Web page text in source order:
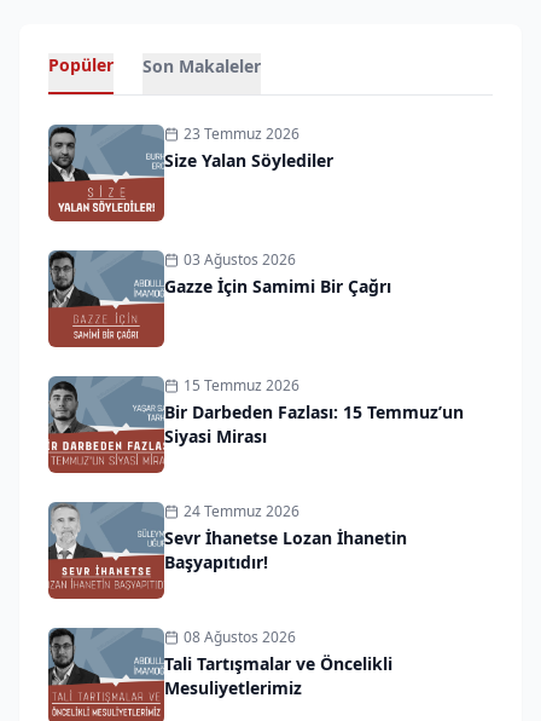
Popüler Son Makaleler
23 Temmuz 2026
Size Yalan Söylediler
03 Ağustos 2026
Gazze İçin Samimi Bir Çağrı
15 Temmuz 2026
Bir Darbeden Fazlası: 15 Temmuz’un
Siyasi Mirası
24 Temmuz 2026
Sevr İhanetse Lozan İhanetin
Başyapıtıdır!
08 Ağustos 2026
Tali Tartışmalar ve Öncelikli
Mesuliyetlerimiz